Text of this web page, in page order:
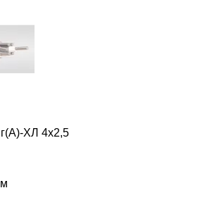
ХЛ 4х2,5
м